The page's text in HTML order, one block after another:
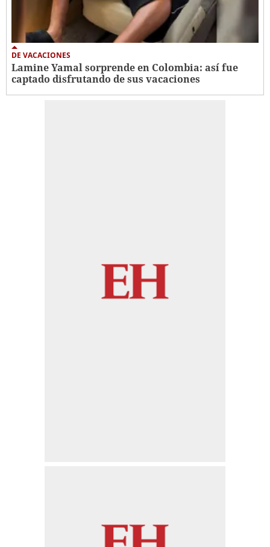
DE VACACIONES
Lamine Yamal sorprende en Colombia: así fue
captado disfrutando de sus vacaciones